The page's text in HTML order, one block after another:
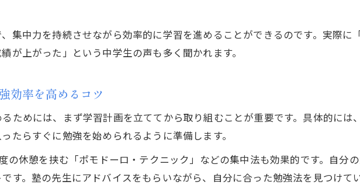
塾自習室で快適に学ぶための工夫とは
塾の自習室利用で保護者も安心できる理由
塾自習室で自然と身につく学習ルーティン
中学生が塾自習室で継続力を高める方法
塾の自習室利用が規則正しい生活を後押し
集中力を持続させながら効率的に学習を進めることができるのです。実際に
が上がった」という中学生の声も多く聞かれます。
効率を高めるコツ
ためには、まず学習計画を立ててから取り組むことが重要です。具体的には
たらすぐに勉強を始められるように準備します。
の休憩を挟む「ポモドーロ・テクニック」などの集中法も効果的です。自分
す。塾の先生にアドバイスをもらいながら、自分に合った勉強法を見つけて